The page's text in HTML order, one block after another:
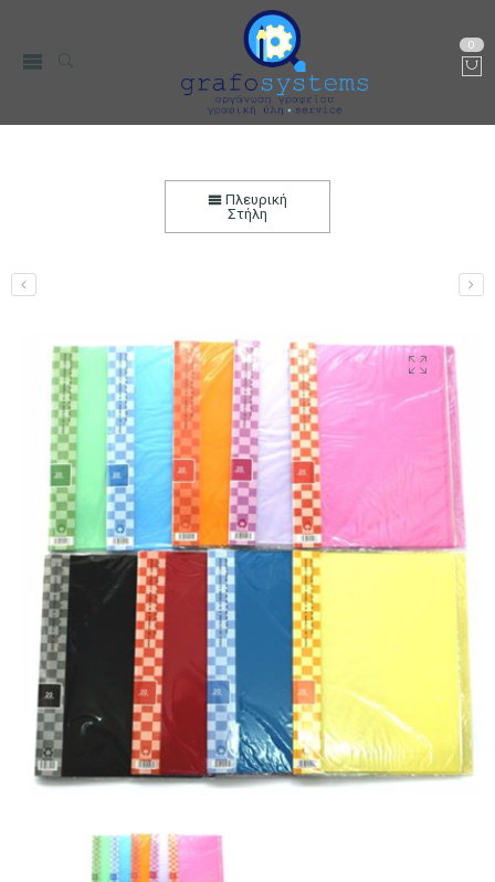
0
Χαρτικά-Είδη Γραφείου Αρχειοθέτηση
Πλευρική
Στήλη